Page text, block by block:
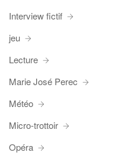
Interview fictif
jeu
Lecture
Marie José Perec
Météo
Micro-trottoir
Opéra